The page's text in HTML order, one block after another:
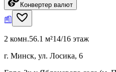
Конвертер валют
2 комн.56.1 м²14/16 этаж
г. Минск, ул. Лосика, 6